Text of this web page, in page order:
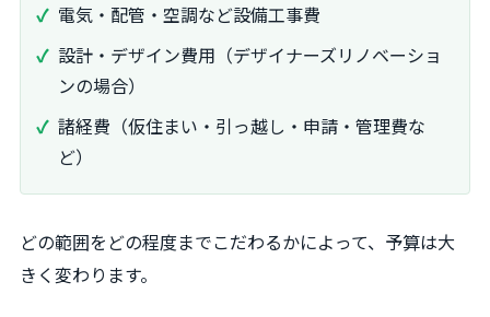
電気・配管・空調など設備工事費
設計・デザイン費用（デザイナーズリノベーショ
ンの場合）
諸経費（仮住まい・引っ越し・申請・管理費な
ど）
どの範囲をどの程度までこだわるかによって、予算は大
きく変わります。